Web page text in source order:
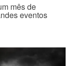
mês de
eventos